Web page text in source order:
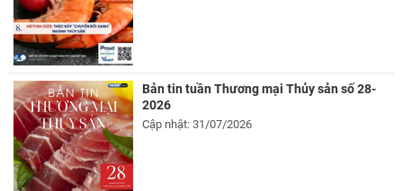
Bản tin tuần Thương mại Thủy sản số 28-
2026
Cập nhật: 31/07/2026